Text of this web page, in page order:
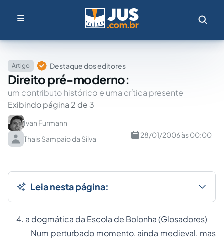
Artigo Destaque dos editores
Direito pré-moderno:
um contributo histórico e uma crítica presente
Exibindo página 2 de 3
Ivan Furmann
Thais Sampaio da Silva
28/01/2006 às 00:00
Leia nesta página:
4. a dogmática da Escola de Bolonha (Glosadores)
Num perturbado momento, ainda medieval, mas